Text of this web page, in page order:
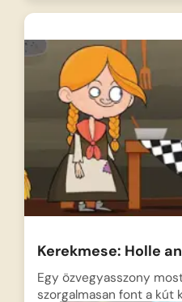
Kerekmese: Holle
Egy özvegyasszony
szorgalmasan font a kút